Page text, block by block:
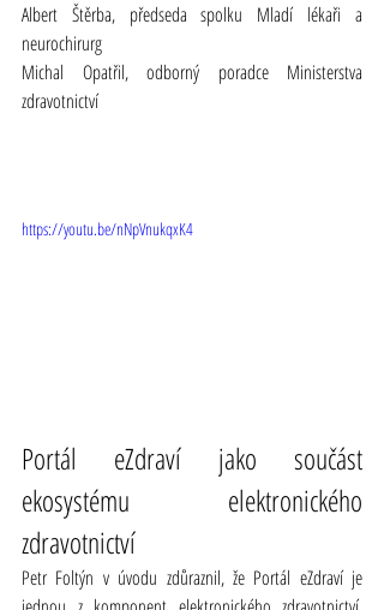
Albert Štěrba, předseda spolku Mladí lékaři a
neurochirurg
Michal Opatřil, odborný poradce Ministerstva
zdravotnictví
https://youtu.be/nNpVnukqxK4
Portál eZdraví jako součást
ekosystému elektronického
zdravotnictví
Petr Foltýn v úvodu zdůraznil, že Portál eZdraví je